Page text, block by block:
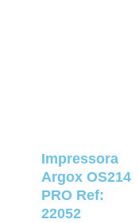
Impressora
Argox OS214
PRO Ref:
22052